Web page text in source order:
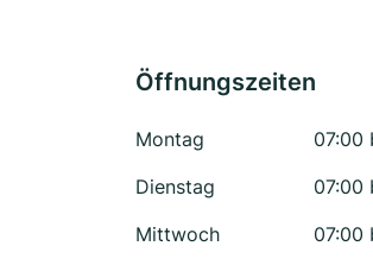
Öffnungszeiten
Montag
07:00
Dienstag
07:00
Mittwoch
07:00